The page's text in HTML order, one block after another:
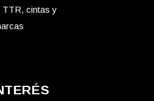
TTR, cintas y